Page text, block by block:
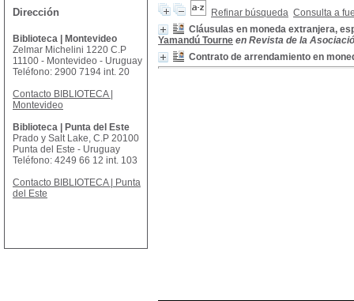
Refinar búsqueda Consulta a
Cláusulas en moneda extranjera,
Yamandú Tourne en Revista de la
Contrato de arrendamiento en
Dirección
Biblioteca | Montevideo
Zelmar Michelini 1220 C.P
11100 - Montevideo - Uruguay
Teléfono: 2900 7194 int. 20
Contacto BIBLIOTECA |
Montevideo
Biblioteca | Punta del Este
Prado y Salt Lake, C.P 20100
Punta del Este - Uruguay
Teléfono: 4249 66 12 int. 103
Contacto BIBLIOTECA | Punta
del Este